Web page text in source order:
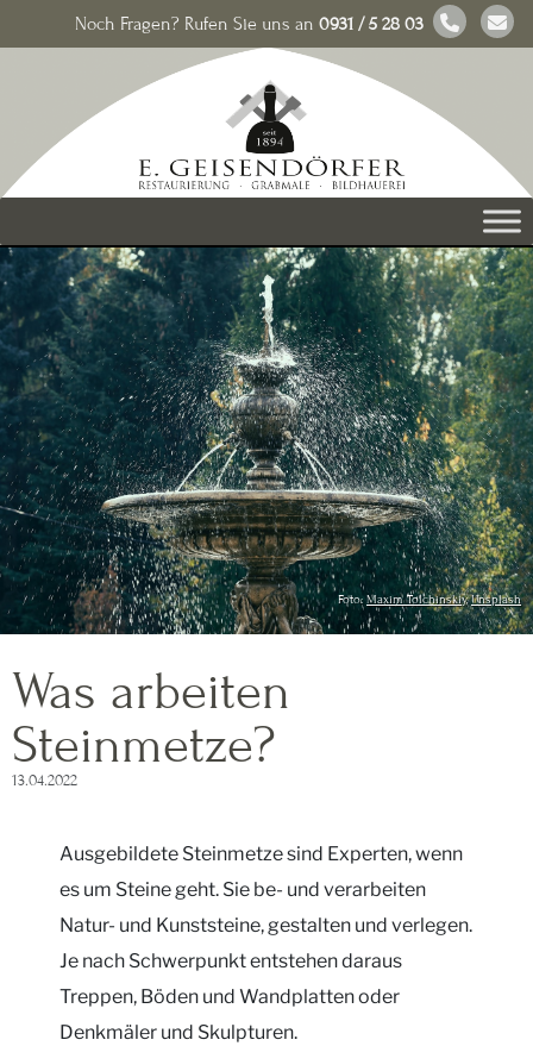
Noch Fragen? Rufen Sie uns an 0931 / 5 28 03
Foto:Maxim Tolchinskiy,Unsplash
Was arbeiten
Steinmetze?
13.04.2022
Ausgebildete Steinmetze sind Experten, wenn
es um Steine geht. Sie be- und verarbeiten
Natur- und Kunststeine, gestalten und verlegen.
Je nach Schwerpunkt entstehen daraus
Treppen, Böden und Wandplatten oder
Denkmäler und Skulpturen.